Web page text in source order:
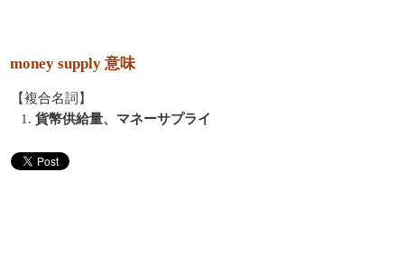
money supply 意味
【複合名詞】
1. 貨幣供給量、マネーサプライ